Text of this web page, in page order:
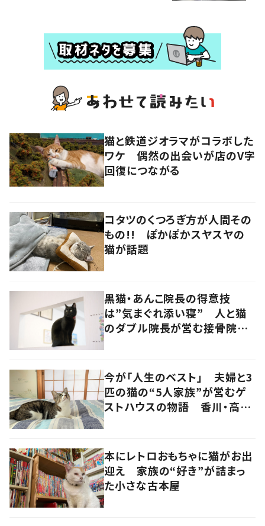
猫と鉄道ジオラマがコラボした
ワケ 偶然の出会いが店のV字
回復につながる
コタツのくつろぎ方が人間その
もの!! ぽかぽかスヤスヤの
猫が話題
黒猫・あんこ院長の得意技
は”気まぐれ添い寝” 人と猫
のダブル院長が営む接骨院
今が「人生のベスト」 夫婦と3
匹の猫の“5人家族”が営むゲ
ストハウスの物語 香川・高松
本にレトロおもちゃに猫がお出
迎え 家族の“好き”が詰まっ
た小さな古本屋